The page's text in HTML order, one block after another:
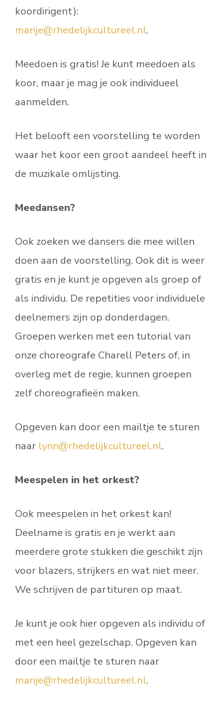
koordirigent):
marije@rhedelijkcultureel.nl.
Meedoen is gratis! Je kunt meedoen als
koor, maar je mag je ook individueel
aanmelden.
Het belooft een voorstelling te worden
waar het koor een groot aandeel heeft in
de muzikale omlijsting.
Meedansen?
Ook zoeken we dansers die mee willen
doen aan de voorstelling. Ook dit is weer
gratis en je kunt je opgeven als groep of
als individu. De repetities voor individuele
deelnemers zijn op donderdagen.
Groepen werken met een tutorial van
onze choreografe Charell Peters of, in
overleg met de regie, kunnen groepen
zelf choreografieën maken.
Opgeven kan door een mailtje te sturen
naar lynn@rhedelijkcultureel.nl.
Meespelen in het orkest?
Ook meespelen in het orkest kan!
Deelname is gratis en je werkt aan
meerdere grote stukken die geschikt zijn
voor blazers, strijkers en wat niet meer.
We schrijven de partituren op maat.
Je kunt je ook hier opgeven als individu of
met een heel gezelschap. Opgeven kan
door een mailtje te sturen naar
marije@rhedelijkcultureel.nl.